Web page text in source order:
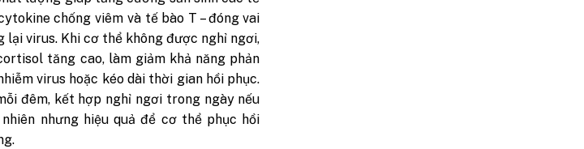
chống viêm và tế bào T – đóng vai
virus. Khi cơ thể không được nghỉ ngơi,
tăng cao, làm giảm khả năng phản
virus hoặc kéo dài thời gian hồi phục.
đêm, kết hợp nghỉ ngơi trong ngày nếu
nhưng hiệu quả để cơ thể phục hồi